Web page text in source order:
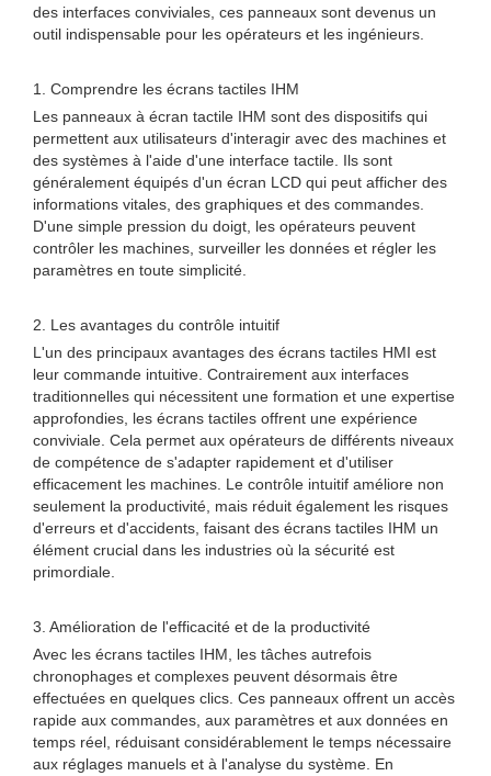
des interfaces conviviales, ces panneaux sont devenus un
outil indispensable pour les opérateurs et les ingénieurs.
1. Comprendre les écrans tactiles IHM
Les panneaux à écran tactile IHM sont des dispositifs qui
permettent aux utilisateurs d'interagir avec des machines et
des systèmes à l'aide d'une interface tactile. Ils sont
généralement équipés d'un écran LCD qui peut afficher des
informations vitales, des graphiques et des commandes.
D'une simple pression du doigt, les opérateurs peuvent
contrôler les machines, surveiller les données et régler les
paramètres en toute simplicité.
2. Les avantages du contrôle intuitif
L'un des principaux avantages des écrans tactiles HMI est
leur commande intuitive. Contrairement aux interfaces
traditionnelles qui nécessitent une formation et une expertise
approfondies, les écrans tactiles offrent une expérience
conviviale. Cela permet aux opérateurs de différents niveaux
de compétence de s'adapter rapidement et d'utiliser
efficacement les machines. Le contrôle intuitif améliore non
seulement la productivité, mais réduit également les risques
d'erreurs et d'accidents, faisant des écrans tactiles IHM un
élément crucial dans les industries où la sécurité est
primordiale.
3. Amélioration de l'efficacité et de la productivité
Avec les écrans tactiles IHM, les tâches autrefois
chronophages et complexes peuvent désormais être
effectuées en quelques clics. Ces panneaux offrent un accès
rapide aux commandes, aux paramètres et aux données en
temps réel, réduisant considérablement le temps nécessaire
aux réglages manuels et à l'analyse du système. En